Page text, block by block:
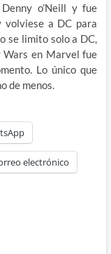
o’Neill y fue
volviese a DC para
se limito solo a DC,
Wars en Marvel fue
Lo único que
de menos.
electrónico